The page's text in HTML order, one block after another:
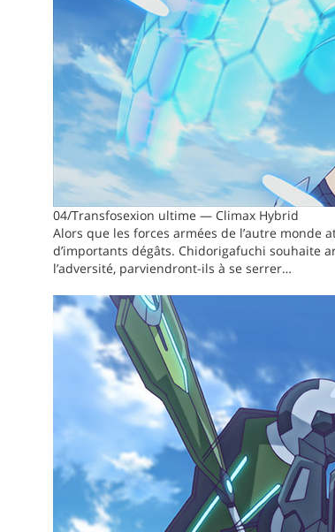
04/Transfosexion ultime — Climax Hybrid
Alors que les forces armées de l’autre monde
d’importants dégâts. Chidorigafuchi souhaite
l’adversité, parviendront-ils à se serrer…